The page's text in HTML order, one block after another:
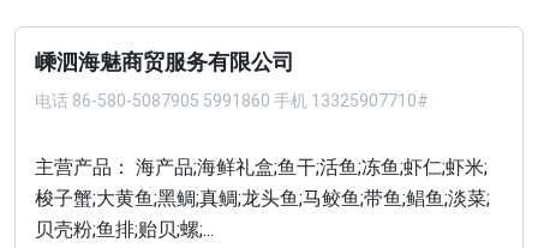
嵊泗海魅商贸服务有限公司
电话 86-580-5087905 5991860 手机 13325907710#
主营产品： 海产品;海鲜礼盒;鱼干;活鱼;冻鱼;虾仁;虾米;
梭子蟹;大黄鱼;黑鲷;真鲷;龙头鱼;马鲛鱼;带鱼;鲳鱼;淡菜;
贝壳粉;鱼排;贻贝;螺;...